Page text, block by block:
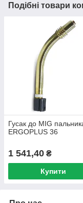
Подібні товари
Гусак до MIG
ERGOPLUS 36
1 541,40 ₴
Купити